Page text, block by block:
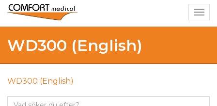
WD300 (English)
WD300 (English)
Sök